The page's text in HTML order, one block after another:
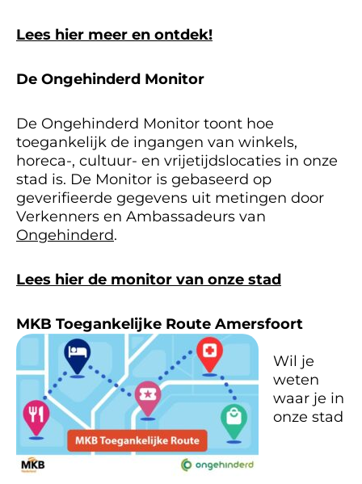
Lees hier meer en ontdek!
De Ongehinderd Monitor
De Ongehinderd Monitor toont hoe
toegankelijk de ingangen van winkels,
horeca-, cultuur- en vrijetijdslocaties in onze
stad is. De Monitor is gebaseerd op
geverifieerde gegevens uit metingen door
Verkenners en Ambassadeurs van
Ongehinderd.
Lees hier de monitor van onze stad
MKB Toegankelijke Route Amersfoort
Wil je
weten
waar je in
onze stad